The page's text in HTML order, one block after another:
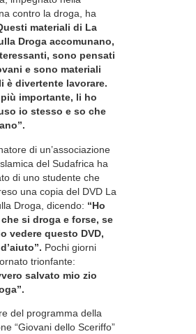
contro la droga, ha
materiali di La
Droga accomunano,
sono pensati
e sono materiali
è divertente lavorare.
più importante, li ho
io stesso e so che
di un’associazione
del Sudafrica ha
di uno studente che
una copia del DVD La
Droga, dicendo: “Ho
si droga e forse, se
vedere questo DVD,
Pochi giorni
trionfante:
salvato mio zio
del programma della
“Giovani dello Sceriffo”